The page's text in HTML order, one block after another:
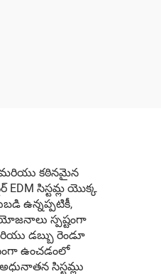
మరియు కఠినమైన
సిస్టమ్ల యొక్క
ఉన్నప్పటికీ,
స్పష్టంగా
డబ్బు రెండూ
ఉంచడంలో
సిస్టమ్లు